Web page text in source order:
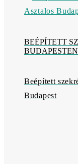
BEÉPÍTETT
Beépített
Budapest